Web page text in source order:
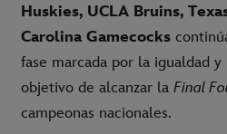
Huskies, UCLA Bruins,
Carolina Gamecocks
fase marcada por la igualdad
objetivo de alcanzar la Final
campeonas nacionales.